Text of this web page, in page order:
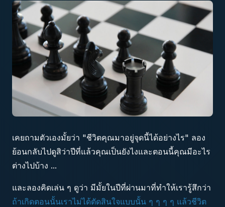
เคยถามตัวเองมั้ยว่า "ชีวิตคุณมาอยู่จุดนี้ได้อย่างไร" ลอง
ย้อนกลับไปดูสิว่าปีที่แล้วคุณเป็นยังไงและตอนนี้คุณมีอะไร
ต่างไปบ้าง ...
และลองคิดเล่น ๆ ดูว่า มีมั้ยในปีที่ผ่านมาที่ทำให้เรารู้สึกว่า
ถ้าเกิดตอนนั้นเราไม่ได้ตัดสินใจแบบนั้น ๆ ๆ ๆ ๆ แล้วชีวิต